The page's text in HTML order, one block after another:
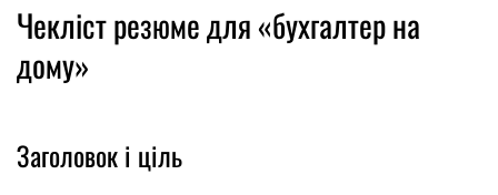
Чекліст резюме для «бухгалтер на
дому»
Заголовок і ціль